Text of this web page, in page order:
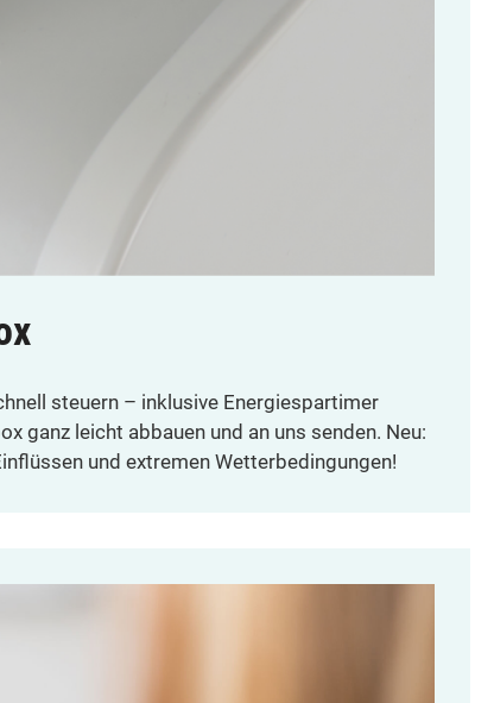
steuern – inklusive Energiespartimer
ganz leicht abbauen und an uns senden. Neu:
und extremen Wetterbedingungen!